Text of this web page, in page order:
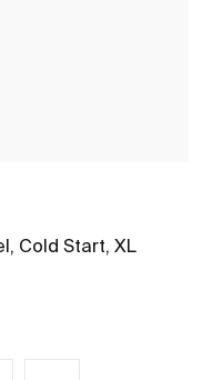
Cold Start, XL